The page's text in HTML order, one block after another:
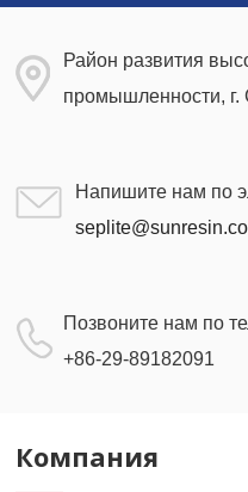
Район развития
промышленности,
Напишите нам по
Позвоните нам по
+86-29-89182091
Компания